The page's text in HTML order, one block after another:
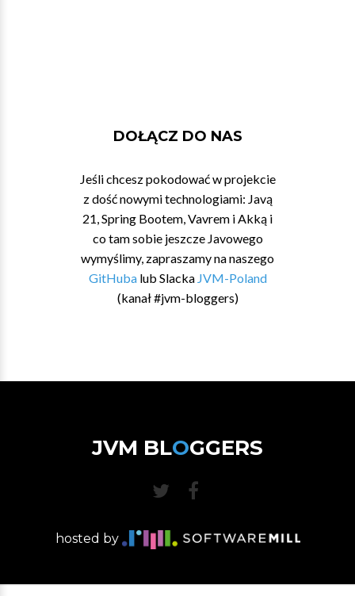
DOŁĄCZ DO NAS
Jeśli chcesz pokodować w projekcie
z dość nowymi technologiami: Javą
21, Spring Bootem, Vavrem i Akką i
co tam sobie jeszcze Javowego
wymyślimy, zapraszamy na naszego
GitHubalub Slacka JVM-Poland
(kanał #jvm-bloggers)
JVM BLOGGERS
hosted by